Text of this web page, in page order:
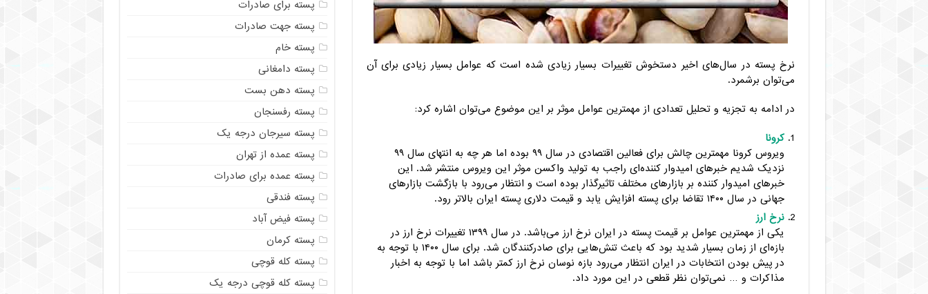
نرخ پسته در سال‌های اخیر دستخوش تغییرات بسیار زیادی شده است که عوامل بسیار زیادی برای آن
می‌توان برشمرد.
در ادامه به تجزیه و تحلیل تعدادی از مهمترین عوامل موثر بر این موضوع می‌توان اشاره کرد:
کرونا
ویروس کرونا مهمترین چالش برای فعالین اقتصادی در سال ۹۹ بوده اما هر چه به انتهای سال ۹۹
نزدیک شدیم خبرهای امیدوار کننده‌ای راجب به تولید واکسن موثر این ویروس منتشر شد. این
خبرهای امیدوار کننده بر بازارهای مختلف تاثیرگذار بوده است و انتظار می‌رود با بازگشت بازارهای
جهانی در سال ۱۴۰۰ تقاضا برای پسته افزایش یابد و قیمت دلاری پسته ایران بالاتر رود.
نرخ ارز
یکی از مهمترین عوامل بر قیمت پسته در ایران نرخ ارز می‌باشد. در سال ۱۳۹۹ تغییرات نرخ ارز در
بازه‌ای از زمان بسیار شدید بود که باعث تنش‌هایی برای صادرکنندگان شد. برای سال ۱۴۰۰ با توجه به
در پیش بودن انتخابات در ایران انتظار می‌رود بازه نوسان نرخ ارز کمتر باشد اما با توجه به اخبار
مذاکرات و … نمی‌توان نظر قطعی در این مورد داد.
پسته برای صادرات
پسته جهت صادرات
پسته خام
پسته دامغانی
پسته دهن بست
پسته رفسنجان
پسته سیرجان درجه یک
پسته عمده از تهران
پسته عمده برای صادرات
پسته فندقی
پسته فیض آباد
پسته کرمان
پسته کله قوچی
پسته کله قوچی درجه یک